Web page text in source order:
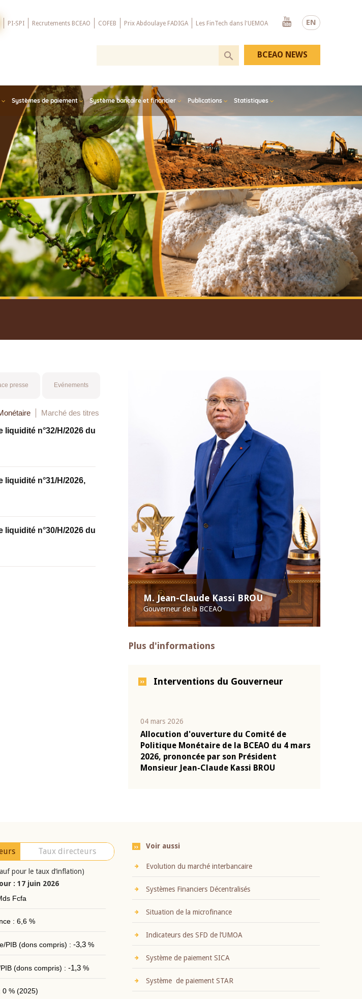
EN
PI-SPI Recrutements BCEAO COFEB Prix Abdoulaye FADIGA Les FinTech dans l'UEMOA
Youtube
Systèmes de paiement Système bancaire et financier Publications Statistiques
BCEAO NEWS
M. Jean-Claude Kassi BROU
Gouverneur de la BCEAO
Plus d'informations
Interventions du Gouverneur
04 mars 2026
Allocution d'ouverture du Comité de
Politique Monétaire de la BCEAO du 4 mars
2026, prononcée par son Président
Monsieur Jean-Claude Kassi BROU
Claude
presse Evénements
Marché des titres
n°32/H/2026 du
n°31/H/2026,
n°30/H/2026 du
Taux directeurs
pour le taux d’inflation)
: 17 juin 2026
Fcfa
: 6,6 %
PIB (dons compris) : -3,3%
(dons compris) : -1,3%
0 % (2025)
Voir aussi
Evolution du marché interbancaire
Systèmes Financiers Décentralisés
Situation de la microfinance
Indicateurs des SFD de l’UMOA
Système de paiement SICA
Système de paiement STAR